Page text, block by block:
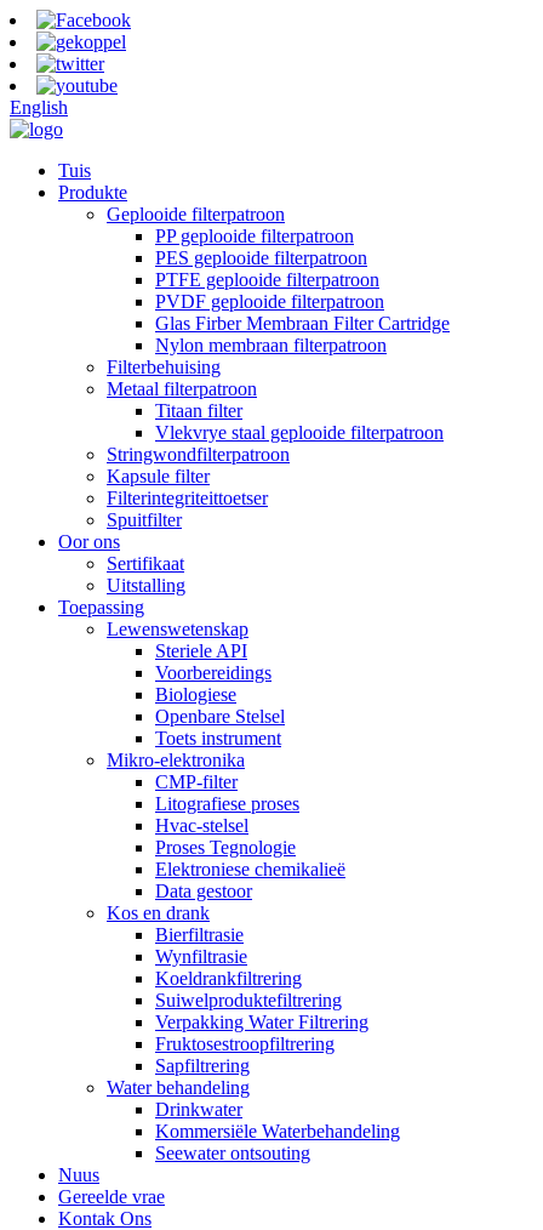
English
Tuis
Produkte
Geplooide filterpatroon
PP geplooide filterpatroon
PES geplooide filterpatroon
PTFE geplooide filterpatroon
PVDF geplooide filterpatroon
Glas Firber Membraan Filter Cartridge
Nylon membraan filterpatroon
Filterbehuising
Metaal filterpatroon
Titaan filter
Vlekvrye staal geplooide filterpatroon
Stringwondfilterpatroon
Kapsule filter
Filterintegriteittoetser
Spuitfilter
Oor ons
Sertifikaat
Uitstalling
Toepassing
Lewenswetenskap
Steriele API
Voorbereidings
Biologiese
Openbare Stelsel
Toets instrument
Mikro-elektronika
CMP-filter
Litografiese proses
Hvac-stelsel
Proses Tegnologie
Elektroniese chemikalieë
Data gestoor
Kos en drank
Bierfiltrasie
Wynfiltrasie
Koeldrankfiltrering
Suiwelproduktefiltrering
Verpakking Water Filtrering
Fruktosestroopfiltrering
Sapfiltrering
Water behandeling
Drinkwater
Kommersiële Waterbehandeling
Seewater ontsouting
Nuus
Gereelde vrae
Kontak Ons